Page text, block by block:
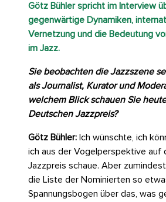
Götz Bühler spricht im Interview
gegenwärtige Dynamiken,
Vernetzung und die Bedeutung
im Jazz.
Sie beobachten die Jazzszene
als Journalist, Kurator und
welchem Blick schauen Sie
Deutschen Jazzpreis?
Götz Bühler: Ich wünschte, ich
ich aus der Vogelperspektive auf
Jazzpreis schaue. Aber
die Liste der Nominierten so
Spannungsbogen über das, was